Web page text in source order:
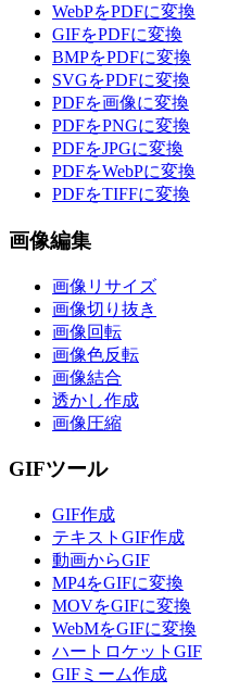
WebPをPDFに変換
GIFをPDFに変換
BMPをPDFに変換
SVGをPDFに変換
PDFを画像に変換
PDFをPNGに変換
PDFをJPGに変換
PDFをWebPに変換
PDFをTIFFに変換
画像編集
画像リサイズ
画像切り抜き
画像回転
画像色反転
画像結合
透かし作成
画像圧縮
GIFツール
GIF作成
テキストGIF作成
動画からGIF
MP4をGIFに変換
MOVをGIFに変換
WebMをGIFに変換
ハートロケットGIF
GIFミーム作成